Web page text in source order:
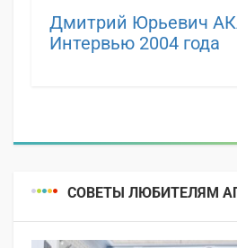
Дмитрий Юрьевич
Интервью 2004 года
СОВЕТЫ ЛЮБИТЕЛЯМ